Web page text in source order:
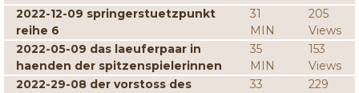
2022-12-09 springerstuetzpunkt
reihe 6
31
MIN
205
Views
2022-05-09 das laeuferpaar in
haenden der spitzenspielerinnen
35
MIN
153
Views
2022-29-08 der vorstoss des
33
229